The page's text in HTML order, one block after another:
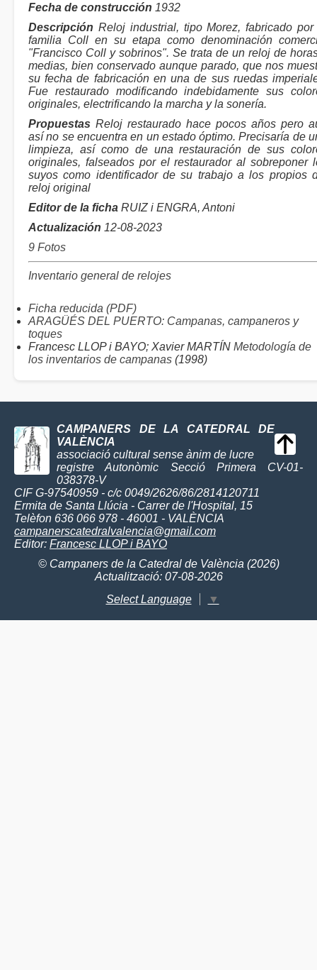
Fecha de construcción 1932
Descripción Reloj industrial, tipo Morez, fabricado
familia Coll en su etapa como denominación
"Francisco Coll y sobrinos". Se trata de un reloj de
medias, bien conservado aunque parado, que nos
su fecha de fabricación en una de sus ruedas
Fue restaurado modificando indebidamente sus
originales, electrificando la marcha y la sonería.
Propuestas Reloj restaurado hace pocos años pero
así no se encuentra en un estado óptimo. Precisaría de
limpieza, así como de una restauración de sus
originales, falseados por el restaurador al sobreponer
suyos como identificador de su trabajo a los propios
reloj original
Editor de la ficha RUIZ i ENGRA, Antoni
Actualización 12-08-2023
9 Fotos
Inventario general de relojes
Ficha reducida (PDF)
ARAGÜÉS DEL PUERTO: Campanas, campaneros y
toques
Francesc LLOP i BAYO; Xavier MARTÍN Metodología de
los inventarios de campanas (1998)
CAMPANERS DE LA CATEDRAL DE
VALÈNCIA
associació cultural sense ànim de lucre
registre Autonòmic Secció Primera CV-01-
038378-V
CIF G-97540959 - c/c 0049/2626/86/2814120711
Ermita de Santa Llúcia - Carrer de l'Hospital, 15
Telèfon 636 066 978 - 46001 - VALÈNCIA
campanerscatedralvalencia@gmail.com
Editor: Francesc LLOP i BAYO
© Campaners de la Catedral de València (2026)
Actualització: 07-08-2026
Select Language
▼